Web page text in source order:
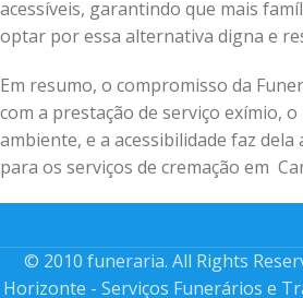
acessíveis, garantindo que mais
optar por essa alternativa digna e
Em resumo, o compromisso da
com a prestação de serviço exímio,
ambiente, e a acessibilidade faz dela
para os serviços de cremação em
© 2010 funeraria. All Rights
Horizonte - Serviços Funerários e